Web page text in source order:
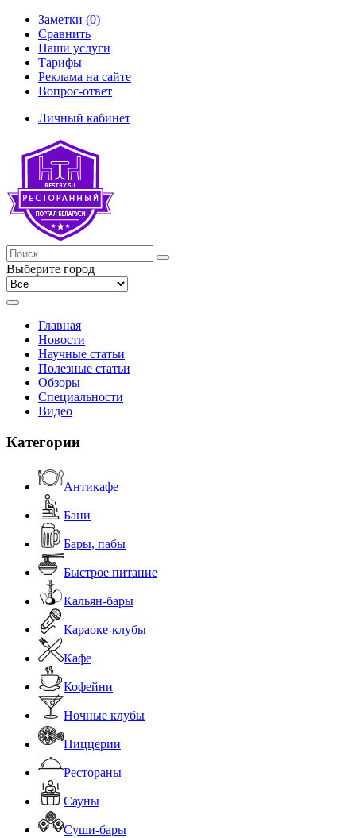
Заметки (0)
Сравнить
Наши услуги
Тарифы
Реклама на сайте
Вопрос-ответ
Личный кабинет
Выберите город
Главная
Новости
Научные статьи
Полезные статьи
Обзоры
Специальности
Видео
Категории
Антикафе
Бани
Бары, пабы
Быстрое питание
Кальян-бары
Караоке-клубы
Кафе
Кофейни
Ночные клубы
Пиццерии
Рестораны
Сауны
Суши-бары